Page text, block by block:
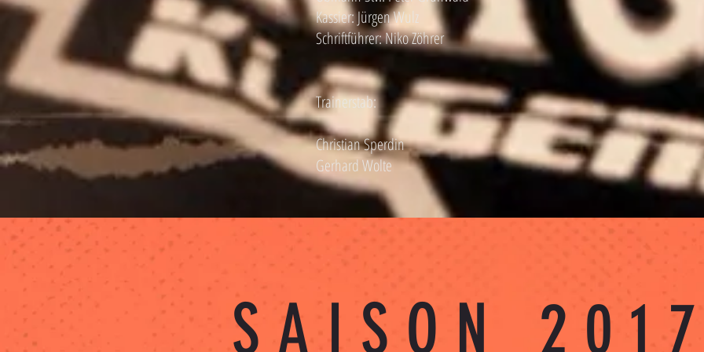
Kassier: Jürgen Wulz
Schriftführer: Niko Zöhrer
Trainerstab:
Christian Sperdin
Gerhard Wolte
SAISON